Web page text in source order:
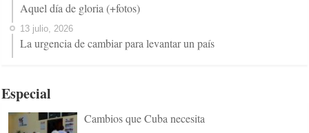
Aquel día de gloria (+fotos)
13 julio, 2026
La urgencia de cambiar para levantar un país
Especial
Cambios que Cuba necesita